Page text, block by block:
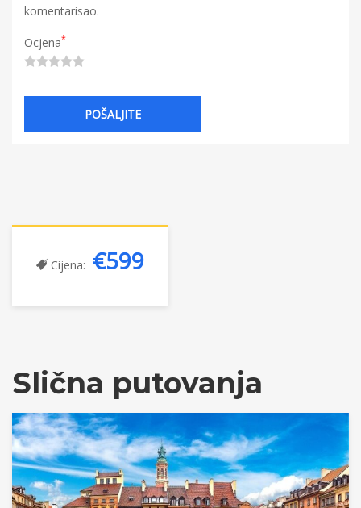
komentarisao.
Ocjena*
Cijena: €599
Slična putovanja